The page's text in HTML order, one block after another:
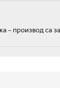
– производ са